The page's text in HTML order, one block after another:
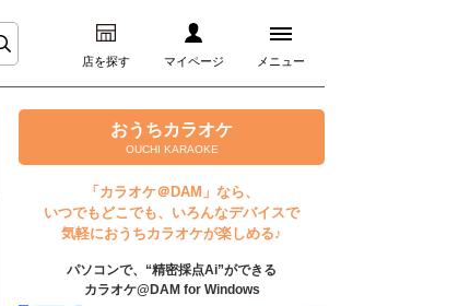
店を探す マイページ メニュー
ログイン
マイページ
プレミアムサービス
DAM★とも動画
おうちカラオケ
OUCHI KARAOKE
「カラオケ＠DAM」なら、
いつでもどこでも、いろんなデバイスで
気軽におうちカラオケが楽しめる♪
パソコンで、“精密採点Ai”ができる
カラオケ@DAM for Windows